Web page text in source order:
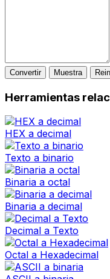
Convertir Muestra
Herramientas
HEX a decimal
Texto a binario
Binaria a octal
Binaria a decimal
Decimal a Texto
Octal a Hexadecimal